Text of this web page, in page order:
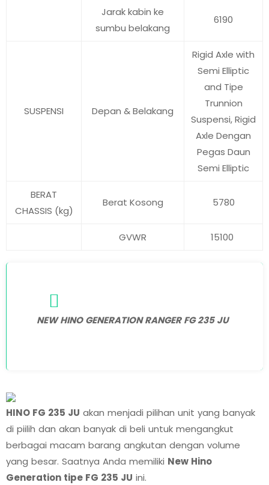
Jarak kabin ke
sumbu belakang
6190
SUSPENSI Depan & Belakang
Rigid Axle with
Semi Elliptic
and Tipe
Trunnion
Suspensi, Rigid
Axle Dengan
Pegas Daun
Semi Elliptic
BERAT
CHASSIS (kg)
Berat Kosong 5780
GVWR 15100
NEW HINO GENERATION RANGER FG 235 JU
HINO FG 235 JU akan menjadi pilihan unit yang banyak
di piilih dan akan banyak di beli untuk mengangkut
berbagai macam barang angkutan dengan volume
yang besar. Saatnya Anda memiliki New Hino
Generation tipe FG 235 JU ini.